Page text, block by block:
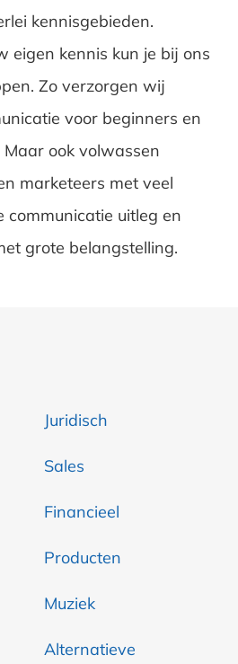
kennisgebieden.
eigen kennis kun je bij ons
Zo verzorgen wij
voor beginners en
ook volwassen
marketeers met veel
communicatie uitleg en
grote belangstelling.
Juridisch
Sales
Financieel
Producten
Muziek
Alternatieve